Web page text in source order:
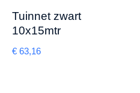
Tuinnet zwart
10x15mtr
€ 63,16